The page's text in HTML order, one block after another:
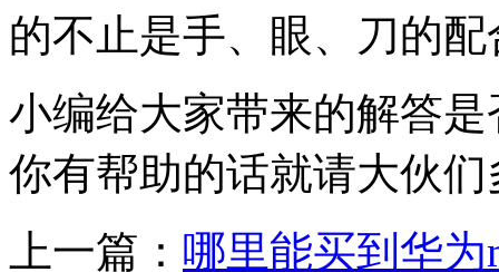
的不止是手、眼、刀的
小编给大家带来的解答
你有帮助的话就请大伙
上一篇： 哪里能买到华为